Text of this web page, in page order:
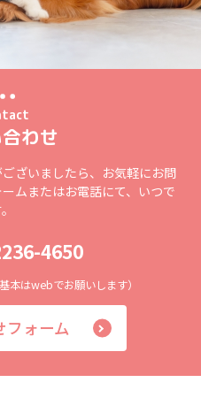
わせ
ざいましたら、お気軽にお問
ムまたはお電話にて、いつで
4650
本はwebでお願いします）
フォーム